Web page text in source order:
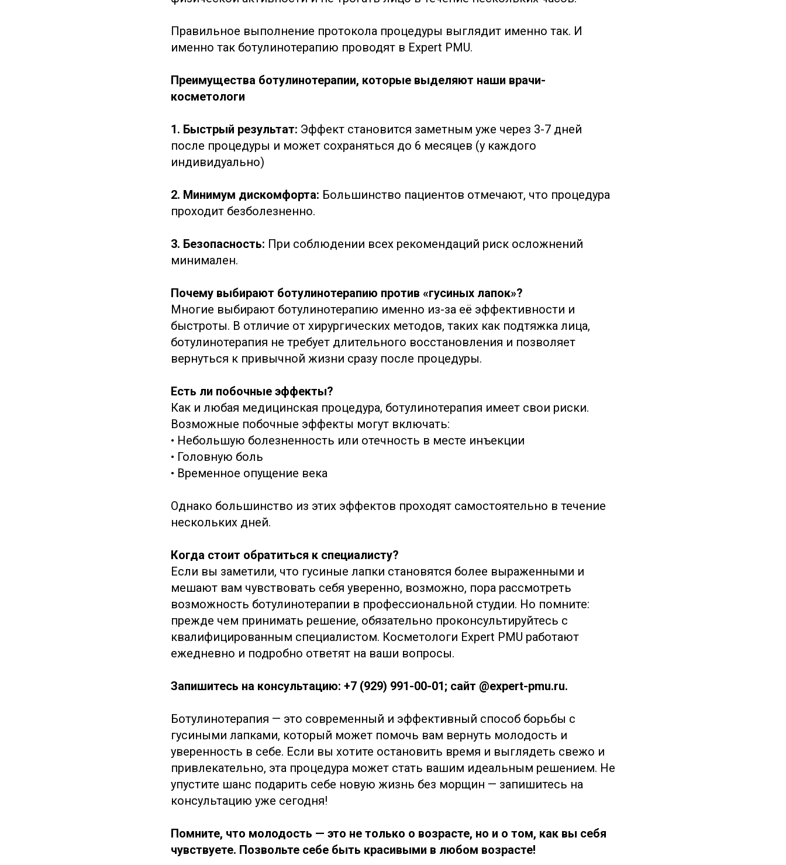
Правильное выполнение протокола процедуры выглядит именно так. И
именно так ботулинотерапию проводят в Expert PMU.
Преимущества ботулинотерапии, которые выделяют наши врачи-
косметологи
1. Быстрый результат: Эффект становится заметным уже через 3-7 дней
после процедуры и может сохраняться до 6 месяцев (у каждого
индивидуально)
2. Минимум дискомфорта: Большинство пациентов отмечают, что процедура
проходит безболезненно.
3. Безопасность: При соблюдении всех рекомендаций риск осложнений
минимален.
Почему выбирают ботулинотерапию против «гусиных лапок»?
Многие выбирают ботулинотерапию именно из-за её эффективности и
быстроты. В отличие от хирургических методов, таких как подтяжка лица,
ботулинотерапия не требует длительного восстановления и позволяет
вернуться к привычной жизни сразу после процедуры.
Есть ли побочные эффекты?
Как и любая медицинская процедура, ботулинотерапия имеет свои риски.
Возможные побочные эффекты могут включать:
• Небольшую болезненность или отечность в месте инъекции
• Головную боль
• Временное опущение века
Однако большинство из этих эффектов проходят самостоятельно в течение
нескольких дней.
Когда стоит обратиться к специалисту?
Если вы заметили, что гусиные лапки становятся более выраженными и
мешают вам чувствовать себя уверенно, возможно, пора рассмотреть
возможность ботулинотерапии в профессиональной студии. Но помните:
прежде чем принимать решение, обязательно проконсультируйтесь с
квалифицированным специалистом. Косметологи Expert PMU работают
ежедневно и подробно ответят на ваши вопросы.
Запишитесь на консультацию: +7 (929) 991-00-01; сайт @expert-pmu.ru.
Ботулинотерапия — это современный и эффективный способ борьбы с
гусиными лапками, который может помочь вам вернуть молодость и
уверенность в себе. Если вы хотите остановить время и выглядеть свежо и
привлекательно, эта процедура может стать вашим идеальным решением. Не
упустите шанс подарить себе новую жизнь без морщин — запишитесь на
консультацию уже сегодня!
Помните, что молодость — это не только о возрасте, но и о том, как вы себя
чувствуете. Позвольте себе быть красивыми в любом возрасте!